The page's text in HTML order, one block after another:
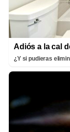
Adiós a la cal
¿Y si pudieras